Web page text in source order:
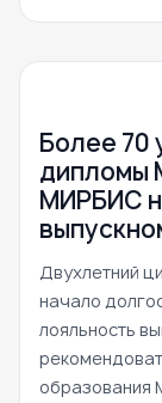
Более 70
дипломы
МИРБИС
Двухлетний
начало
лояльность
образования